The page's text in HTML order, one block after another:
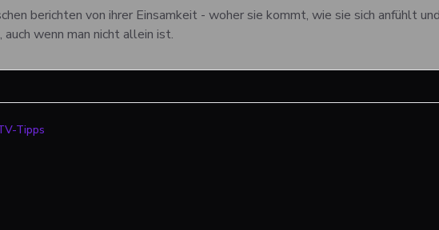
berichten von ihrer Einsamkeit - woher sie kommt, wie sie sich anfühlt
auch wenn man nicht allein ist.
Tipps